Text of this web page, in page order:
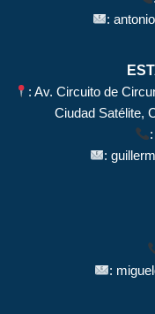
:
: Av. Circuito de
Ciudad Satélite,
:
:
: